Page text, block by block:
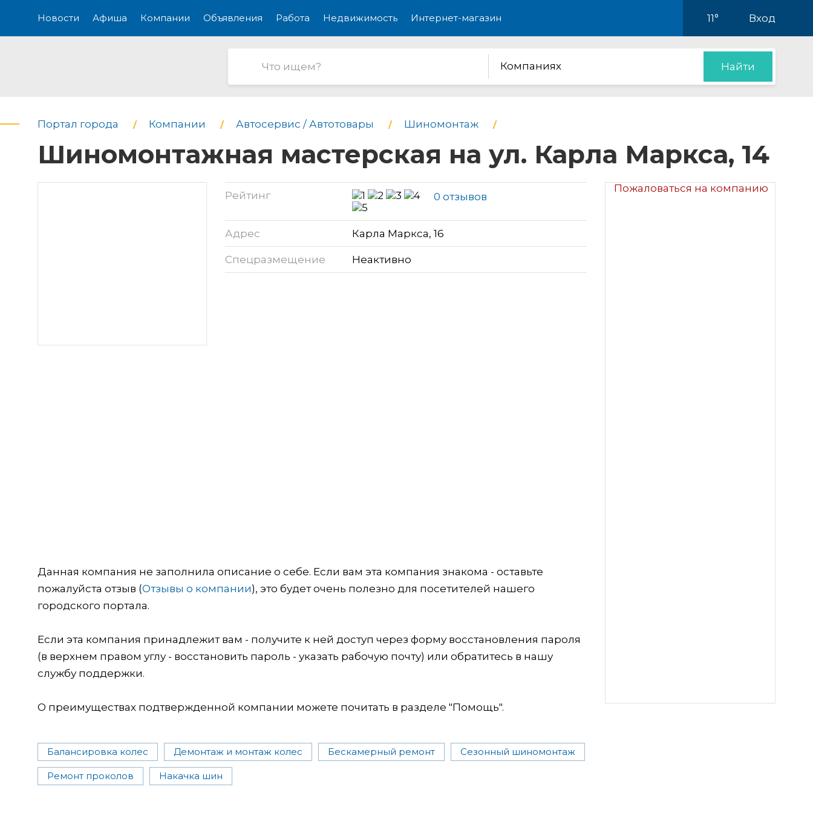
Новости Афиша Компании Объявления Работа Недвижимость Интернет-магазин 11° Вход
Компаниях Найти
Портал города Компании Автосервис / Автотовары Шиномонтаж
Шиномонтажная мастерская на ул. Карла Маркса, 14
Пожаловаться на компанию
Рейтинг 0 отзывов
Адрес Карла Маркса, 16
Спецразмещение Неактивно
Данная компания не заполнила описание о себе. Если вам эта компания знакома - оставьте
пожалуйста отзыв (Отзывы о компании), это будет очень полезно для посетителей нашего
городского портала.
Если эта компания принадлежит вам - получите к ней доступ через форму восстановления пароля
(в верхнем правом углу - восстановить пароль - указать рабочую почту) или обратитесь в нашу
службу поддержки.
О преимуществах подтвержденной компании можете почитать в разделе "Помощь".
Балансировка колес Демонтаж и монтаж колес Бескамерный ремонт Сезонный шиномонтаж
Ремонт проколов Накачка шин